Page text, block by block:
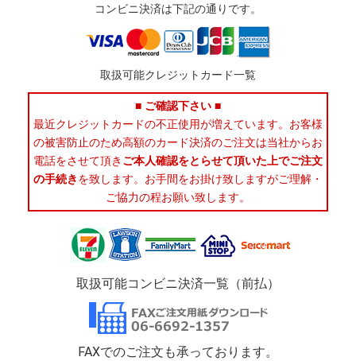
コンビニ決済は下記の通りです。
取扱可能クレジットカード一覧
■ ご確認下さい ■
最近クレジットカードの不正使用が増えています。お客様
の被害防止のため高額のカード決済のご注文は当社からお
電話をさせて頂き ご本人確認をとらせて頂いた上でご注文
の手続きを致します。お手間をお掛け致しますがご理解・
ご協力の程お願い致します。
取扱可能コンビニ決済一覧（前払）
FAXでのご注文も承っております。